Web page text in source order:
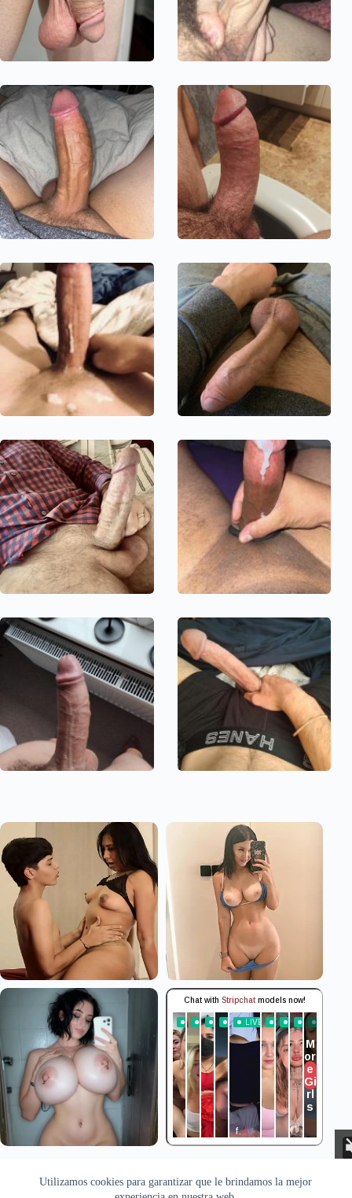
Utilizamos cookies para garantizar que le brindamos la mejor
Todas las imágenes pertenecen a sus respectivos autores. Este sitio